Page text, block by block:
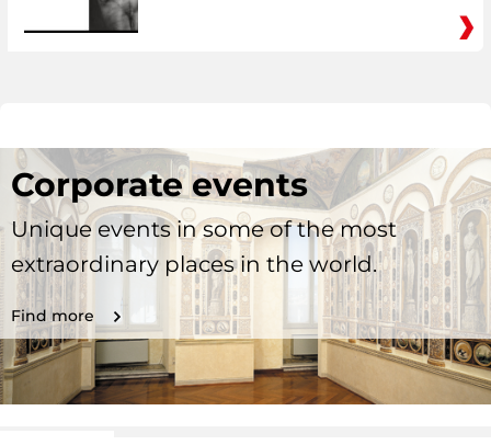
Corporate events
Unique events in some of the most
extraordinary places in the world.
Find more